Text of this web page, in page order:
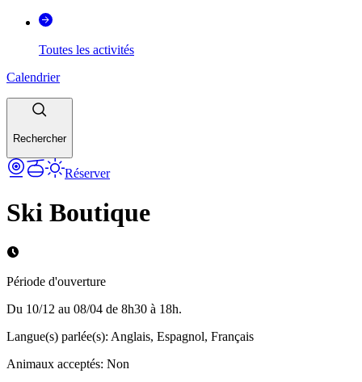
Toutes les activités
Calendrier
Rechercher
Réserver
Ski Boutique
Période d'ouverture
Du 10/12 au 08/04 de 8h30 à 18h.
Langue(s) parlée(s): Anglais, Espagnol, Français
Animaux acceptés: Non